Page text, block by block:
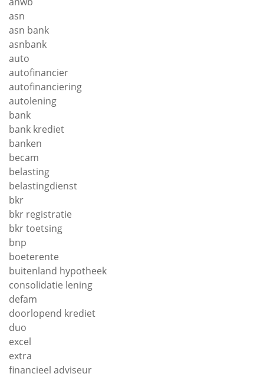
asn
asn bank
asnbank
auto
autofinancier
autofinanciering
autolening
bank
bank krediet
banken
becam
belasting
belastingdienst
bkr
bkr registratie
bkr toetsing
bnp
boeterente
buitenland hypotheek
consolidatie lening
defam
doorlopend krediet
duo
excel
extra
financieel adviseur